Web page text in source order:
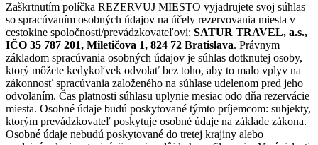
Zaškrtnutím políčka REZERVUJ MIESTO vyjadrujete svoj súhlas
so spracúvaním osobných údajov na účely rezervovania miesta v
cestokine spoločnosti/prevádzkovateľovi: SATUR TRAVEL, a.s.,
IČO 35 787 201, Miletičova 1, 824 72 Bratislava. Právnym
základom spracúvania osobných údajov je súhlas dotknutej osoby,
ktorý môžete kedykoľvek odvolať bez toho, aby to malo vplyv na
zákonnosť spracúvania založeného na súhlase udelenom pred jeho
odvolaním. Čas platnosti súhlasu uplynie mesiac odo dňa rezervácie
miesta. Osobné údaje budú poskytované týmto príjemcom: subjekty,
ktorým prevádzkovateľ poskytuje osobné údaje na základe zákona.
Osobné údaje nebudú poskytované do tretej krajiny alebo